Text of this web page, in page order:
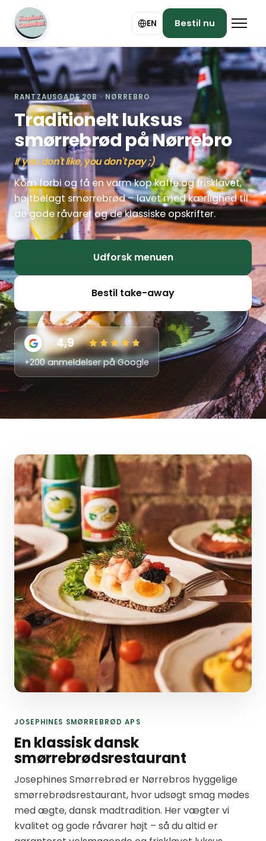
EN Bestil nu
RANTZAUSGADE 20B · NØRREBRO
Traditionelt luksus
smørrebrød på Nørrebro
If you don't like, you don't pay ;)
Kom forbi og få en varm kop kaffe og frisklavet,
højtbelagt smørrebrød – lavet med kærlighed til
de gode råvarer og de klassiske opskrifter.
Udforsk menuen
Bestil take-away
4,9
+200 anmeldelser på Google
JOSEPHINES SMØRREBRØD APS
En klassisk dansk
smørrebrødsrestaurant
Josephines Smørrebrød er Nørrebros hyggelige
smørrebrødsrestaurant, hvor udsøgt smag mødes
med ægte, dansk madtradition. Her vægter vi
kvalitet og gode råvarer højt – så du altid er